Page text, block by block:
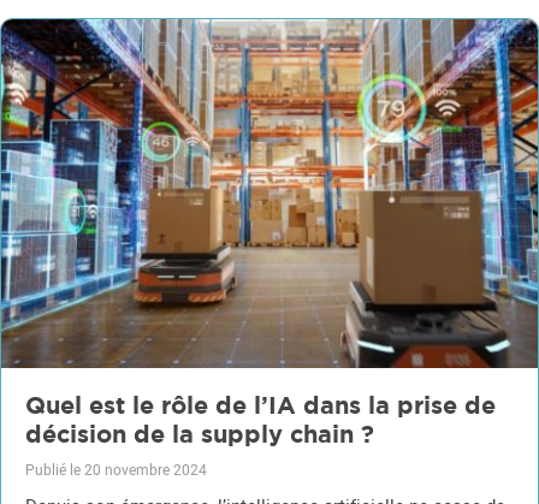
Quel est le rôle de l’IA dans la prise de
décision de la supply chain ?
Publié le 20 novembre 2024